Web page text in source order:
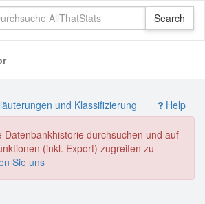
und Klassifizierung Help
Datenbankhistorie durchsuchen und auf
(inkl. Export) zugreifen zu
Sie uns